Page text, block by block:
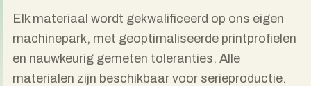
Elk materiaal wordt gekwalificeerd op ons eigen
machinepark, met geoptimaliseerde printprofielen
en nauwkeurig gemeten toleranties. Alle
materialen zijn beschikbaar voor serieproductie.